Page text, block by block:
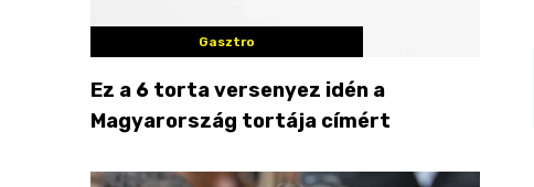
Gasztro
Ez a 6 torta versenyez idén a
Magyarország tortája címért